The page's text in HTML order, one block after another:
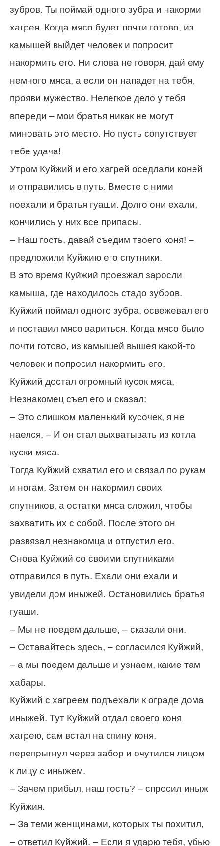
зубров. Ты поймай одного зубра и накорми
хагрея. Когда мясо будет почти готово, из
камышей выйдет человек и попросит
накормить его. Ни слова не говоря, дай ему
немного мяса, а если он нападет на тебя,
прояви мужество. Нелегкое дело у тебя
впереди – мои братья никак не могут
миновать это место. Но пусть сопутствует
тебе удача!
Утром Куйжий и его хагрей оседлали коней
и отправились в путь. Вместе с ними
поехали и братья гуаши. Долго они ехали,
кончились у них все припасы.
– Наш гость, давай съедим твоего коня! –
предложили Куйжию его спутники.
В это время Куйжий проезжал заросли
камыша, где находилось стадо зубров.
Куйжий поймал одного зубра, освежевал его
и поставил мясо вариться. Когда мясо было
почти готово, из камышей вышея какой-то
человек и попросил накормить его.
Куйжий достал огромный кусок мяса,
Незнакомец съел его и сказал:
– Это слишком маленький кусочек, я не
наелся, – И он стал выхватывать из котла
куски мяса.
Тогда Куйжий схватил его и связал по рукам
и ногам. Затем он накормил своих
спутников, а остатки мяса сложил, чтобы
захватить их с собой. После этого он
развязал незнакомца и отпустил его.
Снова Куйжий со своими спутниками
отправился в путь. Ехали они ехали и
увидели дом иныжей. Остановились братья
гуаши.
– Мы не поедем дальше, – сказали они.
– Оставайтесь здесь, – согласился Куйжий,
– а мы поедем дальше и узнаем, какие там
хабары.
Куйжий с хагреем подъехали к ограде дома
иныжей. Тут Куйжий отдал своего коня
хагрею, сам встал на спину коня,
перепрыгнул через забор и очутился лицом
к лицу с иныжем.
– Зачем прибыл, наш гость? – спросил иныж
Куйжия.
– За теми женщинами, которых ты похитил,
– ответил Куйжий. – Если я ударю тебя, убью